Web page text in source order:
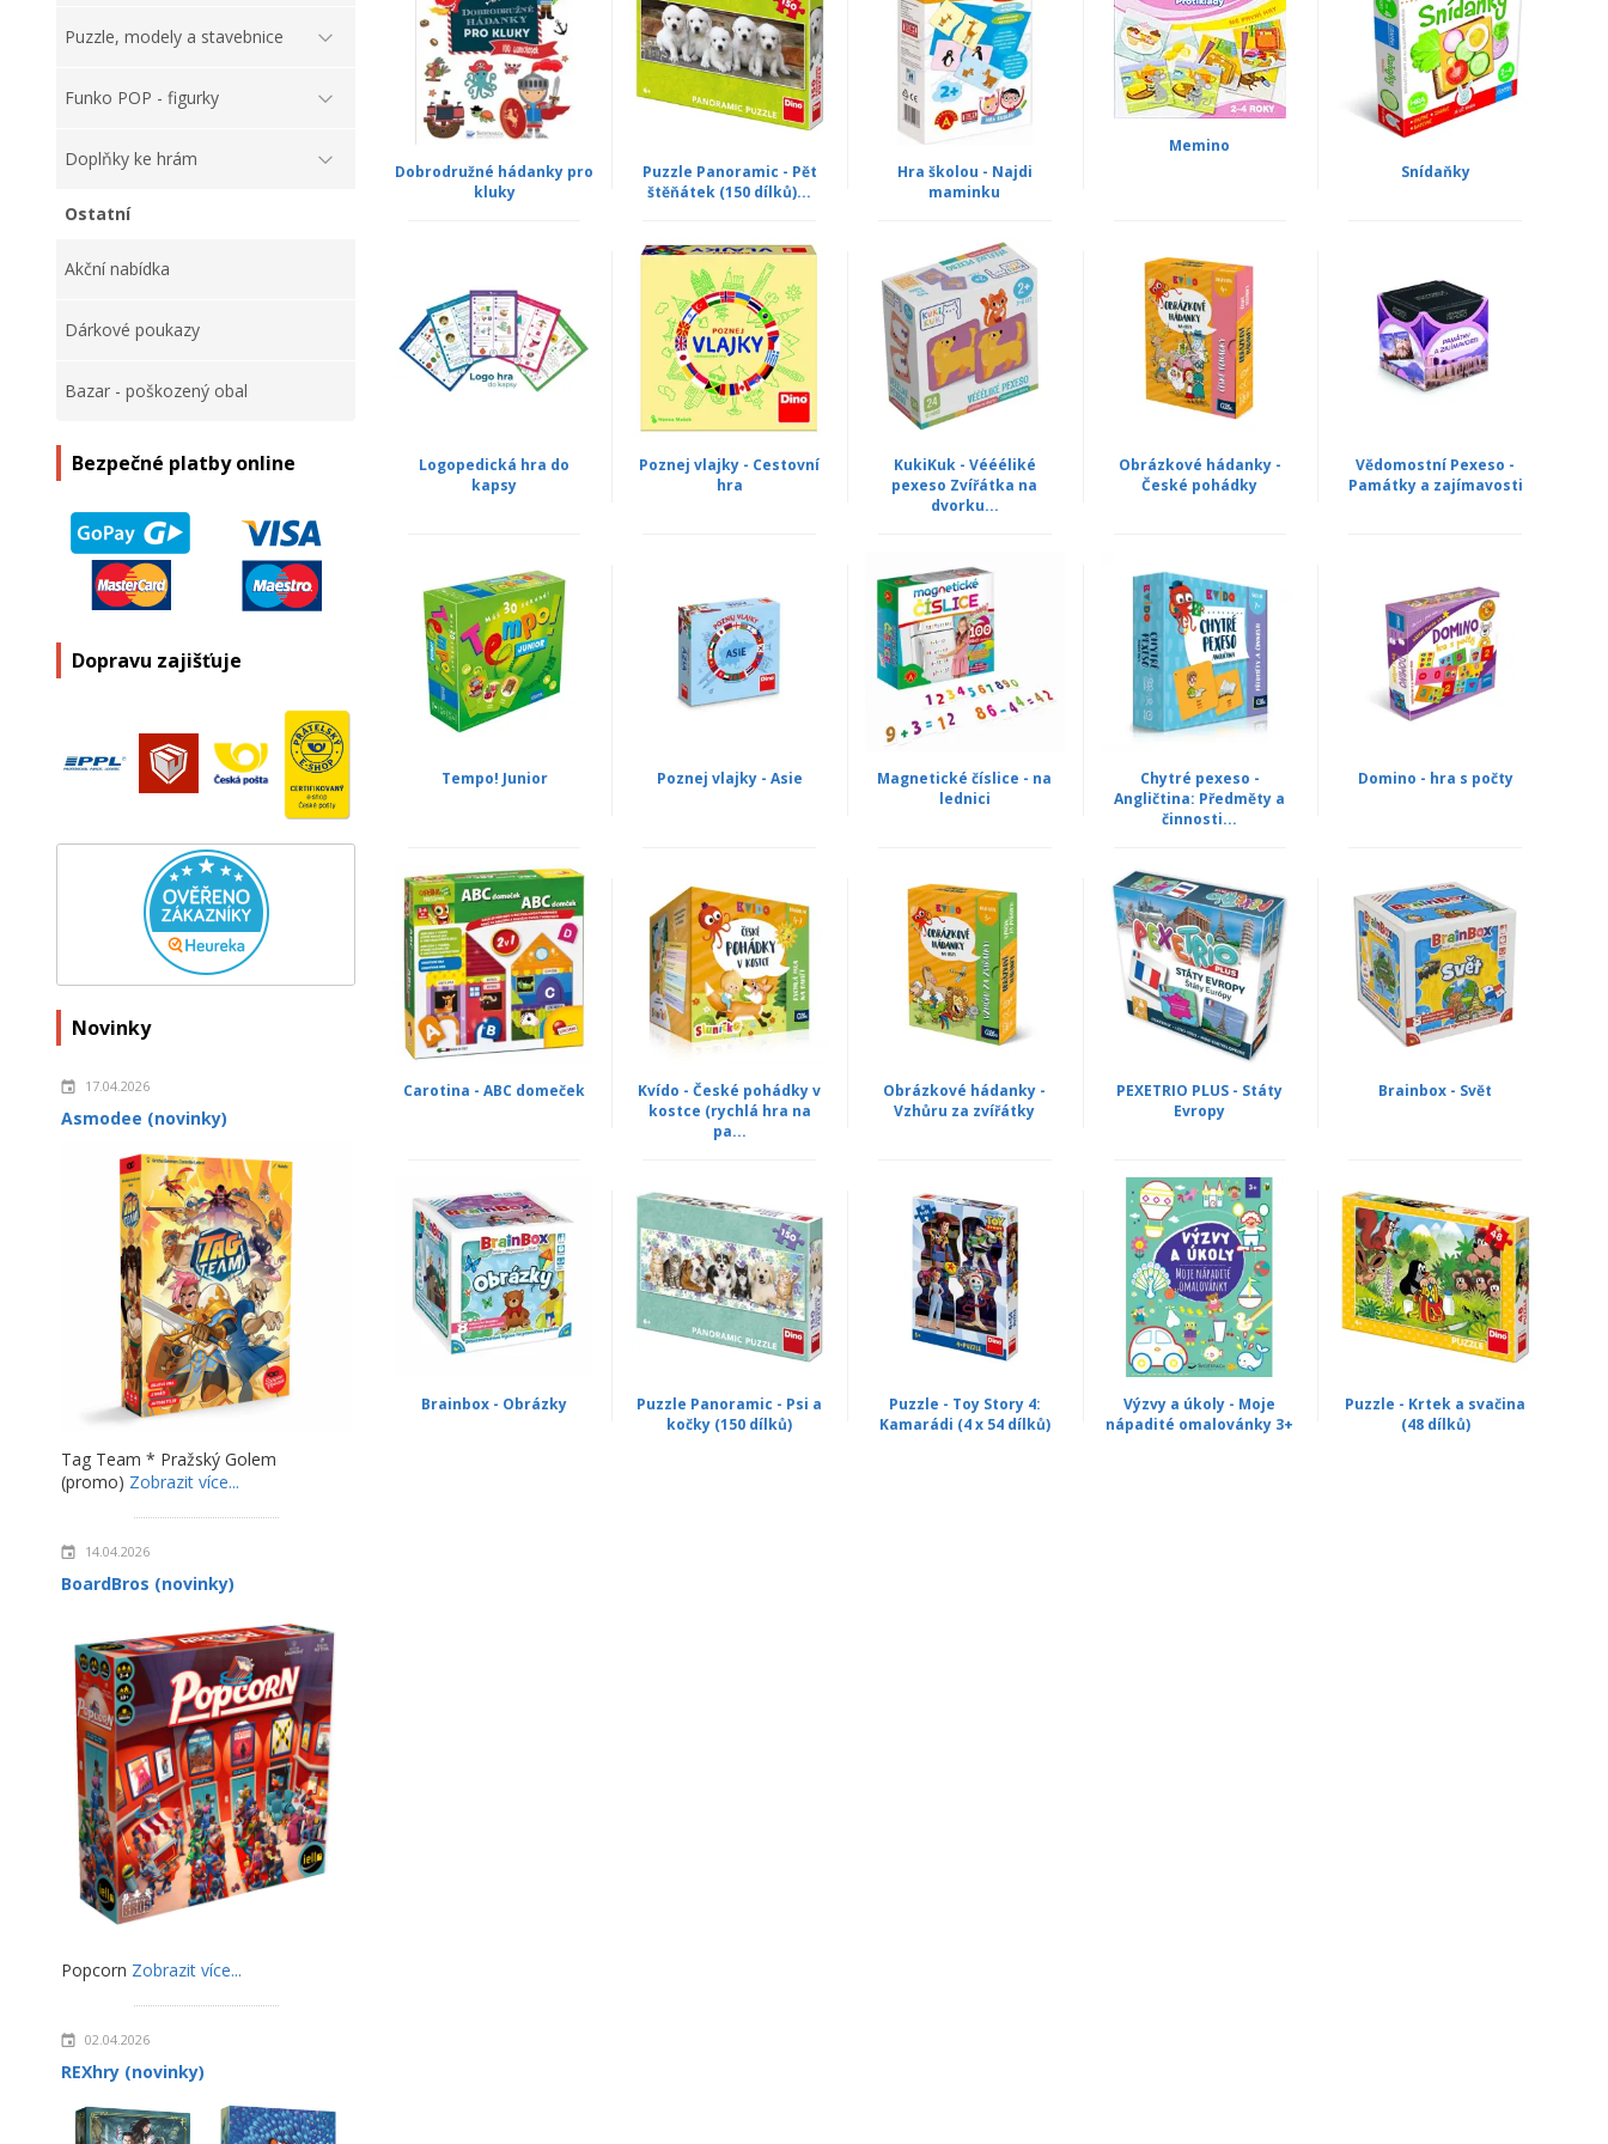
Puzzle, modely a stavebnice
Funko POP - figurky
Doplňky ke hrám
Ostatní
Akční nabídka
Dárkové poukazy
Bazar - poškozený obal
Bezpečné platby online
Dopravu zajišťuje
Novinky
17.04.2026
Asmodee (novinky)
Tag Team * Pražský Golem
(promo) Zobrazit více...
14.04.2026
BoardBros (novinky)
Popcorn Zobrazit více...
02.04.2026
REXhry (novinky)
Dobrodružné hádanky pro
kluky
Puzzle Panoramic - Pět
štěňátek (150 dílků)...
Hra školou - Najdi
maminku
Memino
Snídaňky
Logopedická hra do
kapsy
Poznej vlajky - Cestovní
hra
KukiKuk - Véééliké
pexeso Zvířátka na
dvorku...
Obrázkové hádanky -
České pohádky
Vědomostní Pexeso -
Památky a zajímavosti
Tempo! Junior Poznej vlajky - Asie
Magnetické číslice - na
lednici
Chytré pexeso -
Angličtina: Předměty a
činnosti...
Domino - hra s počty
Carotina - ABC domeček
Kvído - České pohádky v
kostce (rychlá hra na
pa...
Obrázkové hádanky -
Vzhůru za zvířátky
PEXETRIO PLUS - Státy
Evropy
Brainbox - Svět
Brainbox - Obrázky
Puzzle Panoramic - Psi a
kočky (150 dílků)
Puzzle - Toy Story 4:
Kamarádi (4 x 54 dílků)
Výzvy a úkoly - Moje
nápadité omalovánky 3+
Puzzle - Krtek a svačina
(48 dílků)